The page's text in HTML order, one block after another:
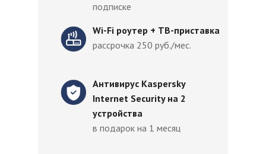
Антивирус Kaspersky
Internet Security на 2
устройства
в подарок на 1 месяц
Wi-Fi роутер + ТВ-приставка
рассрочка 250 руб./мес.
подписке